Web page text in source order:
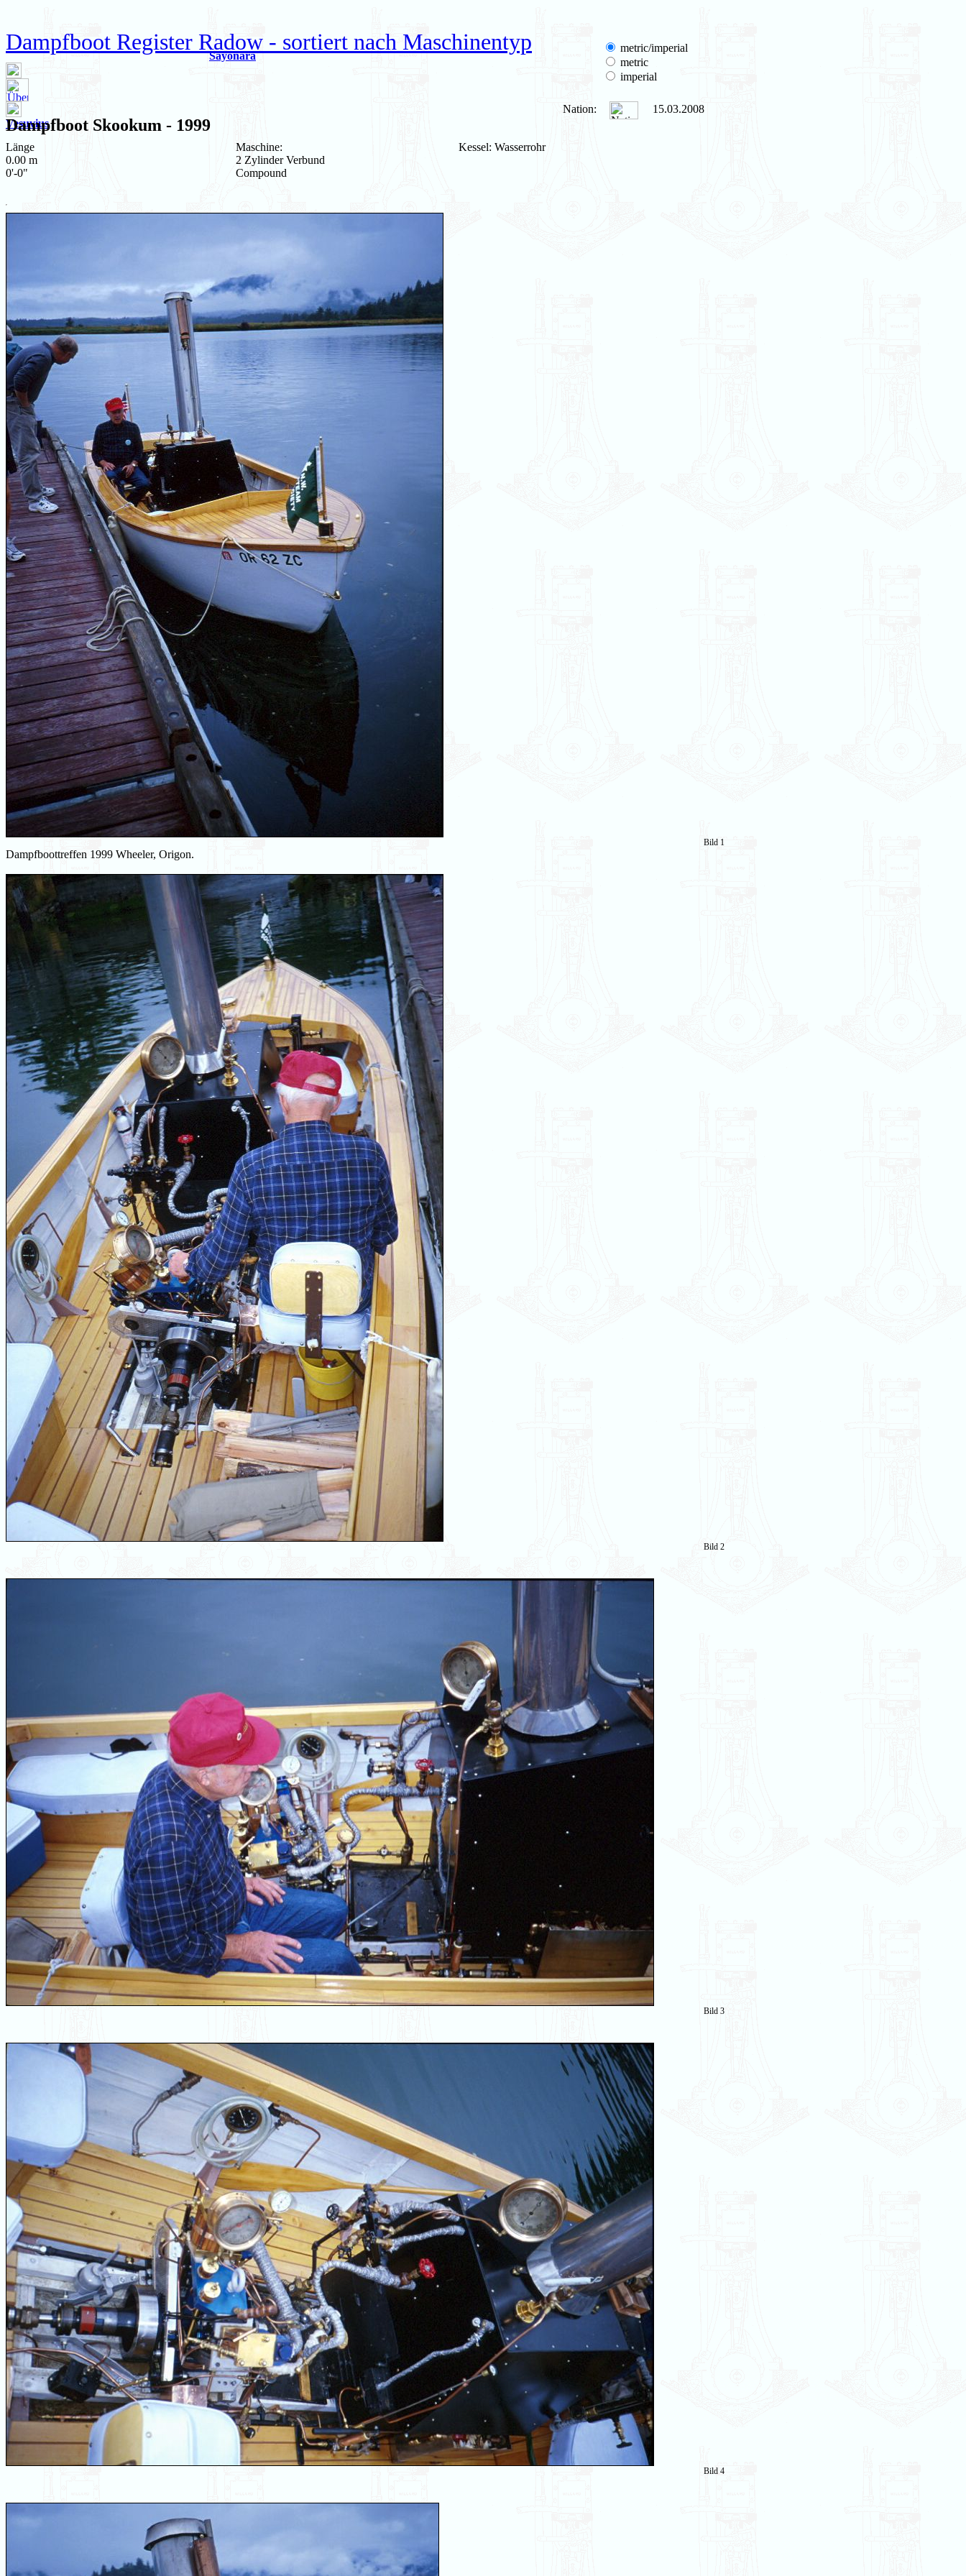
Dampfboot Register Radow - sortiert nach Maschinentyp
Sayonara
Vesuvius
metric/imperial
metric
imperial
Dampfboot Skookum - 1999
Nation: 15.03.2008
Länge
0.00 m
0'-0"
Maschine:
2 Zylinder Verbund
Compound
Kessel: Wasserrohr
Bild 1
Dampfboottreffen 1999 Wheeler, Origon.
Bild 2
Bild 3
Bild 4